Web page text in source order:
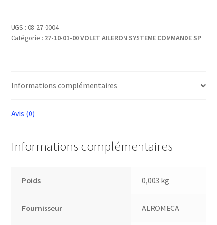
BRONZE
CHARIOT
UGS : 08-27-0004
Catégorie : 27-10-01-00 VOLET AILERON SYSTEME COMMANDE SP
Informations complémentaires
Avis (0)
Informations complémentaires
Poids 0,003 kg
Fournisseur ALROMECA